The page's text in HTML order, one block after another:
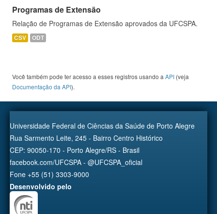
Programas de Extensão
Relação de Programas de Extensão aprovados da UFCSPA.
CSV ODT
Você também pode ter acesso a esses registros usando a API (veja
Documentação da API).
Universidade Federal de Ciências da Saúde de Porto Alegre
Rua Sarmento Leite, 245 - Bairro Centro Histórico
CEP: 90050-170 - Porto Alegre/RS - Brasil
facebook.com/UFCSPA - @UFCSPA_oficial
Fone +55 (51) 3303-9000
Desenvolvido pelo